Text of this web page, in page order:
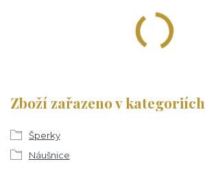
Zboží zařazeno v kategoriích
Šperky
Náušnice